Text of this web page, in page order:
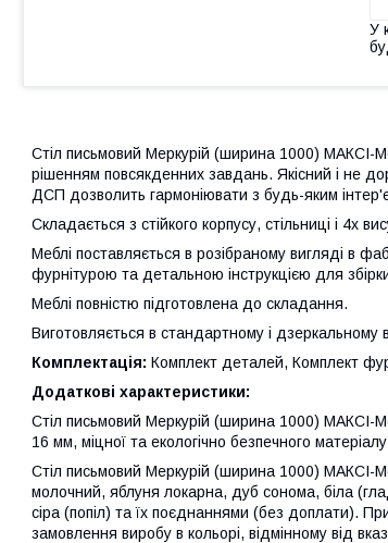
У
Стіл письмовий Меркурій (ширина 1000) МАКСІ-
рішенням повсякденних завдань. Якісний і не
ДСП дозволить гармоніювати з будь-яким
Складається з стійкого корпусу, стільниці і 4х
Меблі поставляється в розібраному вигляді в
фурнітурою та детальною інструкцією для
Меблі повністю підготовлена до складання.
Виготовляється в стандартному і дзеркальному
Комплектація: Комплект деталей, Комплект
Додаткові характеристики:
Стіл письмовий Меркурій (ширина 1000) МАКСІ-
16 мм, міцної та екологічно безпечного
Стіл письмовий Меркурій (ширина 1000) МАКСІ-
молочний, яблуня локарна, дуб сонома, біла
сіра (попіл) та їх поєднаннями (без доплати).
замовлення виробу в кольорі, відмінному від